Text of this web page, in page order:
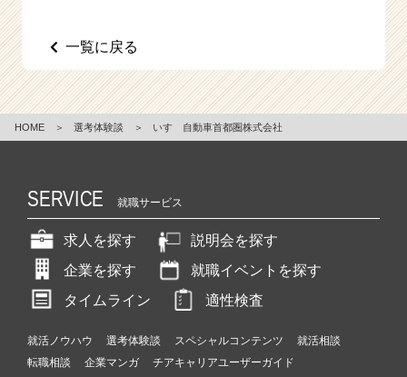
C
a
r）
一覧に戻る
HOME ＞ 選考体験談 ＞ いすゞ自動車首都圏株式会社
SERVICE 就職サービス
求人を探す
説明会を探す
企業を探す
就職イベントを探す
タイムライン
適性検査
就活ノウハウ 選考体験談 スペシャルコンテンツ
就活相談
転職相談
企業マンガ チアキャリアユーザーガイド